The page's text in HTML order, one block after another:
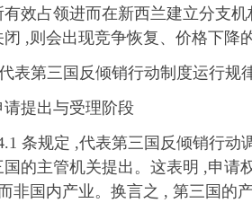
效占领进而在新西兰建立分支
,则会出现竞争恢复、价格下降
表第三国反倾销行动制度运行规
提出与受理阶段
条规定 ,代表第三国反倾销行动
的主管机关提出。这表明 ,申请
非国内产业。换言之 , 第三国的